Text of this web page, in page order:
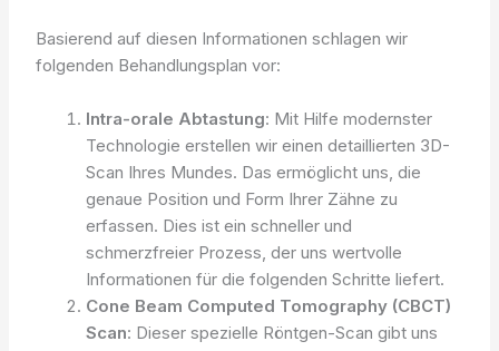
Basierend auf diesen Informationen schlagen wir
folgenden Behandlungsplan vor:
Intra-orale Abtastung: Mit Hilfe modernster
Technologie erstellen wir einen detaillierten 3D-
Scan Ihres Mundes. Das ermöglicht uns, die
genaue Position und Form Ihrer Zähne zu
erfassen. Dies ist ein schneller und
schmerzfreier Prozess, der uns wertvolle
Informationen für die folgenden Schritte liefert.
Cone Beam Computed Tomography (CBCT)
Scan: Dieser spezielle Röntgen-Scan gibt uns